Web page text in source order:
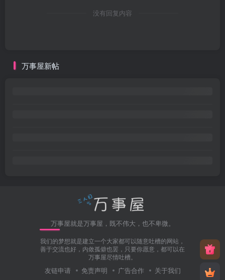
没有回复内容
万事屋新帖
万事屋就是万事屋，既不伟大，也不卑微。
我们的梦想就是建立一个大家都可以随意吐槽的网站，
善于交流也好，内敛孤僻也罢，只要你愿意，都可以在
万事屋尽情吐槽。
友链申请 免责声明 广告合作 关于我们